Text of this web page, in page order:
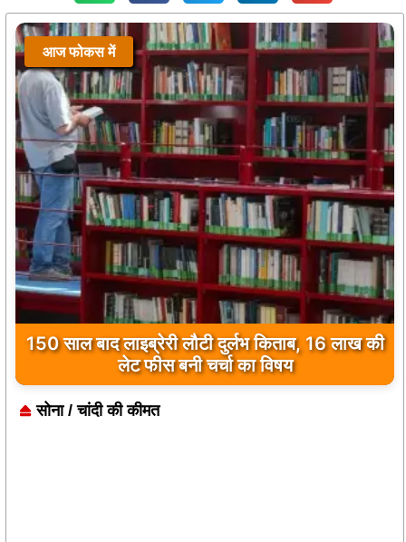
आज फोकस में
150 साल बाद लाइब्रेरी लौटी दुर्लभ किताब, 16 लाख की
लेट फीस बनी चर्चा का विषय
सोना / चांदी की कीमत